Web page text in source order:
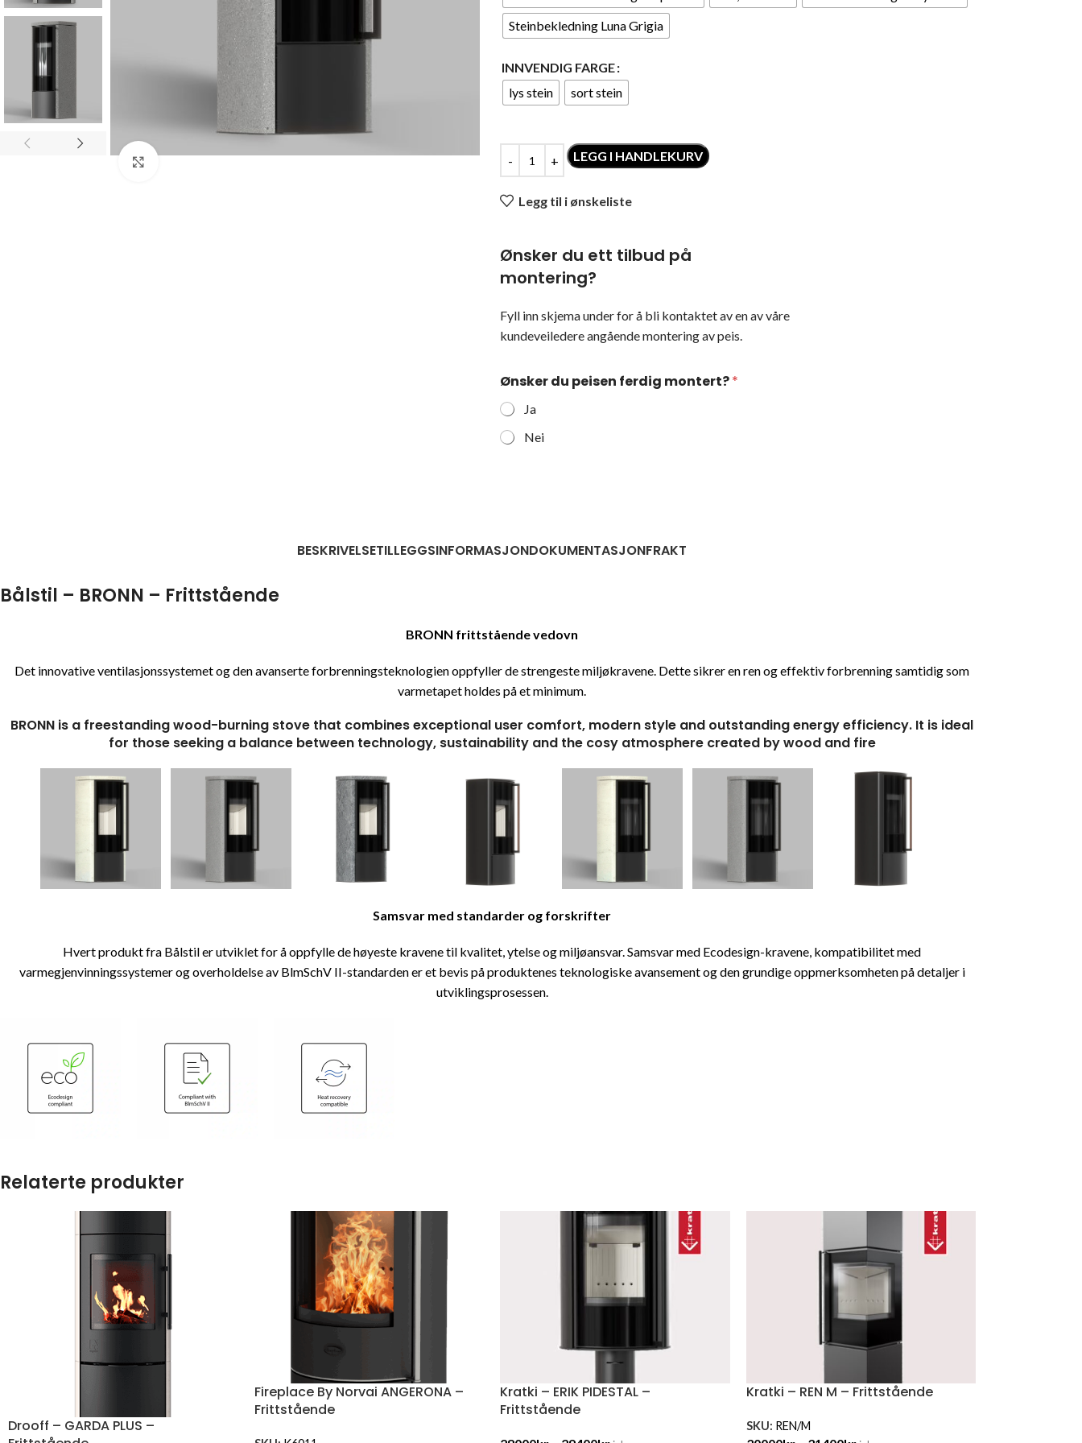
Steinbekledning Luna Grigia
INNVENDIG FARGE
lys stein
sort stein
LEGG I HANDLEKURV
Legg til i ønskeliste
Ønsker du ett tilbud på
montering?
Fyll inn skjema under for å bli kontaktet av en av våre
kundeveiledere angående montering av peis.
Ønsker du peisen ferdig montert?*
Ja
Nei
BESKRIVELSETILLEGGSINFORMASJONDOKUMENTASJONFRAKT
Bålstil – BRONN – Frittstående
BRONN frittstående vedovn
Det innovative ventilasjonssystemet og den avanserte forbrenningsteknologien oppfyller de strengeste miljøkravene. Dette sikrer en ren og effektiv forbrenning samtidig som
varmetapet holdes på et minimum.
BRONN is a freestanding wood-burning stove that combines exceptional user comfort, modern style and outstanding energy efficiency. It is ideal
for those seeking a balance between technology, sustainability and the cosy atmosphere created by wood and fire
Samsvar med standarder og forskrifter
Hvert produkt fra Bålstil er utviklet for å oppfylle de høyeste kravene til kvalitet, ytelse og miljøansvar. Samsvar med Ecodesign-kravene, kompatibilitet med
varmegjenvinningssystemer og overholdelse av BlmSchV II-standarden er et bevis på produktenes teknologiske avansement og den grundige oppmerksomheten på detaljer i
utviklingsprosessen.
Relaterte produkter
Drooff – GARDA PLUS –
Fireplace By Norvai ANGERONA –
Frittstående
Kratki – ERIK PIDESTAL –
Frittstående
Kratki – REN M – Frittstående
SKU: REN/M